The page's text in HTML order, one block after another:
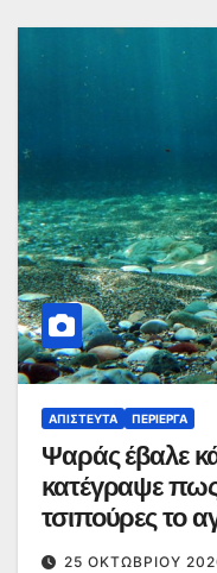
ΑΠΊΣΤΕΥΤΑ ΠΕΡΊΕΡΓΑ
Ψαράς έβαλε
κατέγραψε
τσιπούρες το
(βίντεο)
25 ΟΚΤΩΒΡΊΟΥ